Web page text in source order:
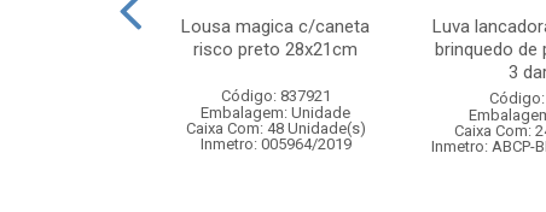
Lousa magica c/caneta
risco preto 28x21cm
Código: 837921
Embalagem: Unidade
Caixa Com: 48 Unidade(s)
Inmetro: 005964/2019
Luva
brinquedo de
3
Caixa Com:
Inmetro: ABCP-